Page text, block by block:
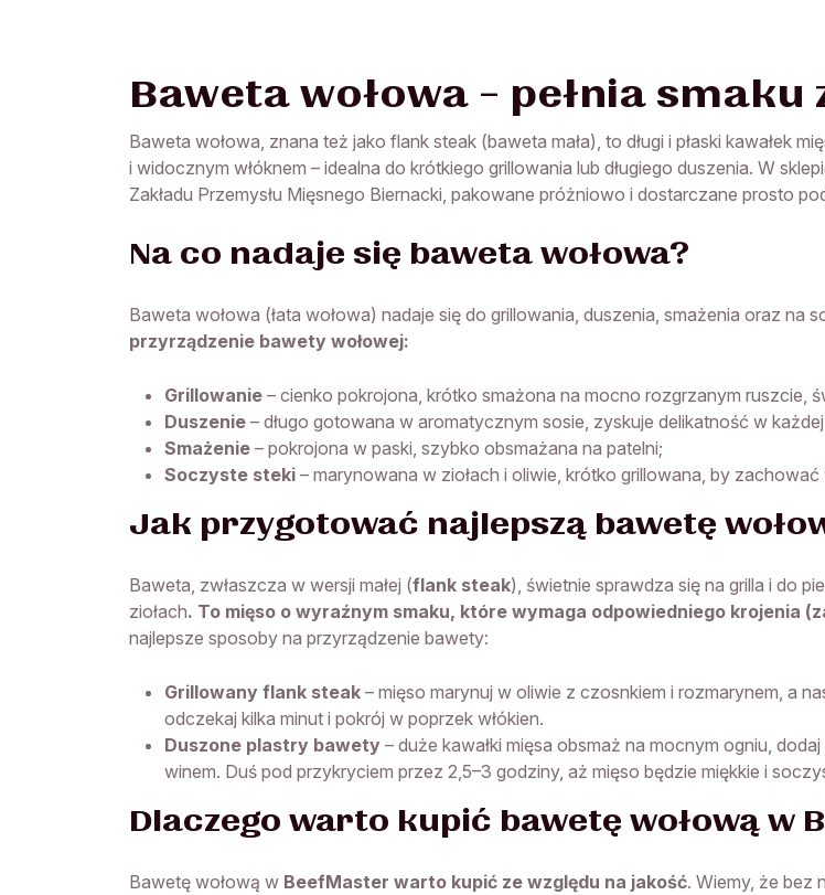
Baweta wołowa – pełnia
Baweta wołowa, znana też jako flank steak (baweta mała), to długi i płaski kawałek
i widocznym włóknem – idealna do krótkiego grillowania lub długiego duszenia. W
Zakładu Przemysłu Mięsnego Biernacki, pakowane próżniowo i dostarczane prosto
Na co nadaje się baweta wołowa?
Baweta wołowa (łata wołowa) nadaje się do grillowania, duszenia, smażenia oraz na
przyrządzenie bawety wołowej:
Grillowanie – cienko pokrojona, krótko smażona na mocno rozgrzanym ruszcie,
Duszenie – długo gotowana w aromatycznym sosie, zyskuje delikatność w
Smażenie – pokrojona w paski, szybko obsmażana na patelni;
Soczyste steki – marynowana w ziołach i oliwie, krótko grillowana, by
Jak przygotować najlepszą bawetę
Baweta, zwłaszcza w wersji małej (flank steak), świetnie sprawdza się na grilla i do
ziołach. To mięso o wyraźnym smaku, które wymaga odpowiedniego krojenia
najlepsze sposoby na przyrządzenie bawety:
Grillowany flank steak – mięso marynuj w oliwie z czosnkiem i rozmarynem, a
odczekaj kilka minut i pokrój w poprzek włókien.
Duszone plastry bawety – duże kawałki mięsa obsmaż na mocnym ogniu,
winem. Duś pod przykryciem przez 2,5–3 godziny, aż mięso będzie miękkie i
Dlaczego warto kupić bawetę wołową w
Bawetę wołową w BeefMaster warto kupić ze względu na jakość. Wiemy, że bez